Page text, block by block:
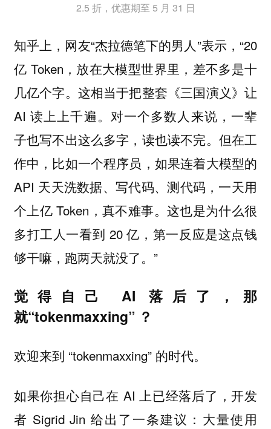
2.5 折，优惠期至 5 月 31 日
知乎上，网友“杰拉德笔下的男人”表示，“20
亿 Token，放在大模型世界里，差不多是十
几亿个字。这相当于把整套《三国演义》让
AI 读上上千遍。对一个多数人来说，一辈
子也写不出这么多字，读也读不完。但在工
作中，比如一个程序员，如果连着大模型的
API 天天洗数据、写代码、测代码，一天用
个上亿 Token，真不难事。这也是为什么很
多打工人一看到 20 亿，第一反应是这点钱
够干嘛，跑两天就没了。”
觉得自己 AI 落后了，那
就“tokenmaxxing” ？
欢迎来到 “tokenmaxxing” 的时代。
如果你担心自己在 AI 上已经落后了，开发
者 Sigrid Jin 给出了一条建议：大量使用